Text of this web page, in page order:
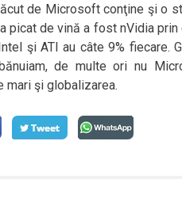
de Microsoft conţine şi o
picat de vină a fost nVidia
şi ATI au câte 9% fiecare.
de multe ori nu
mari şi globalizarea.